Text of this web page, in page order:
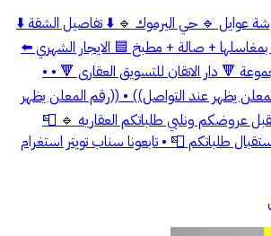
عوايل 🔹 حي اليرموك 🔹 ⬇️ تفاصيل الشقة ⬇️
+ صالة + مطبخ 🟦 الايجار الشهري ⬅️
🔻 دار الاتقان للتسويق العقارى 🔻 • •
يظهر عند التواصل)) • ((رقم المعلن يظهر
عروضكم ونلبي طلباتكم العقاريه 🔹 📮
طلباتكم 📮 • تابعونا سناب تويتر استغرام